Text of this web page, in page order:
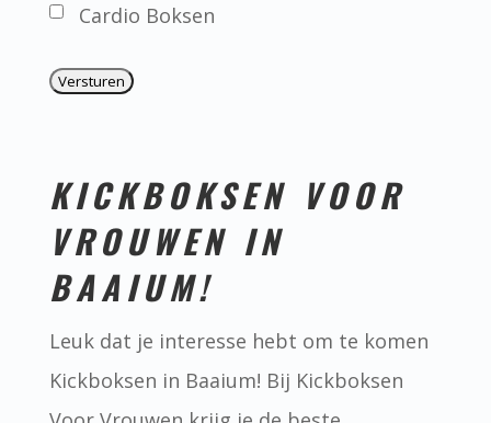
Cardio Boksen
KICKBOKSEN VOOR
VROUWEN IN
BAAIUM!
Leuk dat je interesse hebt om te komen
Kickboksen in Baaium! Bij Kickboksen